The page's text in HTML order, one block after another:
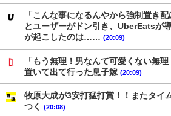
「こんな事になるんやから強制置き配
とユーザーがドン引き、UberEatsが
が起こしたのは…… (20:09)
「もう無理！男なんて可愛くない無
置いて出て行った息子嫁 (20:09)
牧原大成が3安打猛打賞！！またタイ
つく
(20:08)